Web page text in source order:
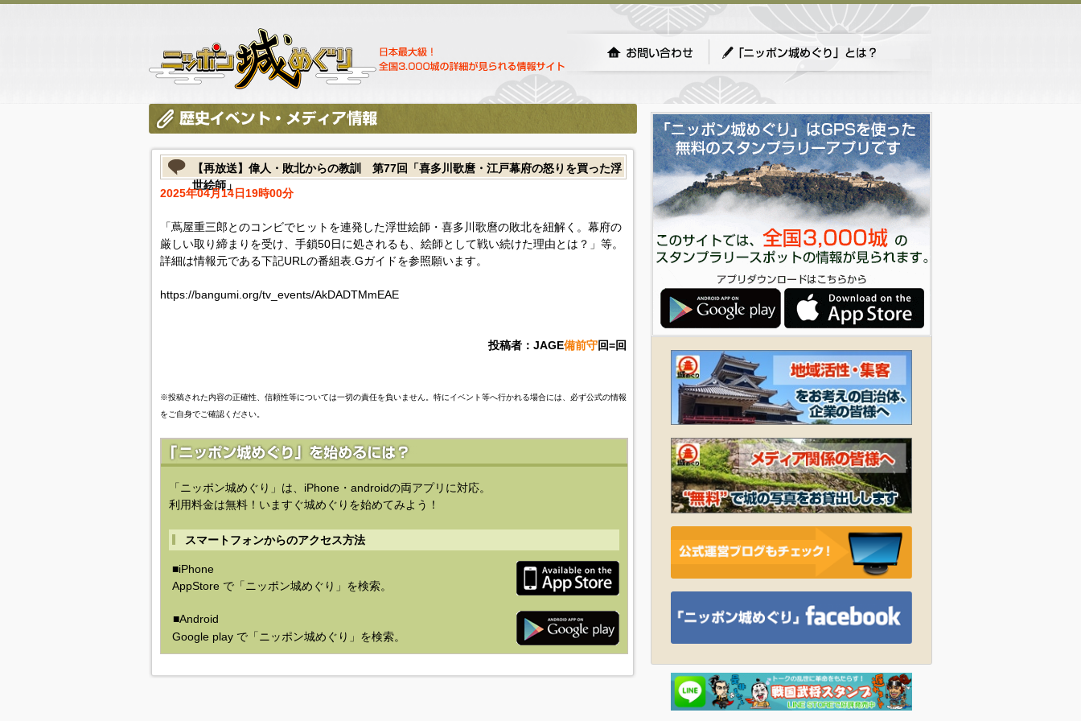
【再放送】偉人・敗北からの教訓 第77回「喜多川歌麿・江戸幕府の怒りを買った浮
世絵師」
2025年04月14日19時00分
「蔦屋重三郎とのコンビでヒットを連発した浮世絵師・喜多川歌麿の敗北を紐解く。幕府の
厳しい取り締まりを受け、手鎖50日に処されるも、絵師として戦い続けた理由とは？」等。
詳細は情報元である下記URLの番組表.Gガイドを参照願います。
https://bangumi.org/tv_events/AkDADTMmEAE
投稿者：JAGE備前守回=回
※投稿された内容の正確性、信頼性等については一切の責任を負いません。特にイベント等へ行かれる場合には、必ず公式の情報
をご自身でご確認ください。
「ニッポン城めぐり」は、iPhone・androidの両アプリに対応。
利用料金は無料！いますぐ城めぐりを始めてみよう！
スマートフォンからのアクセス方法
■iPhone
AppStore で「ニッポン城めぐり」を検索。
■Android
Google play で「ニッポン城めぐり」を検索。